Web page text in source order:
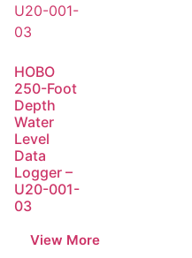
HOBO
250-Foot
Depth
Water
Level
Data
Logger –
U20-001-
03